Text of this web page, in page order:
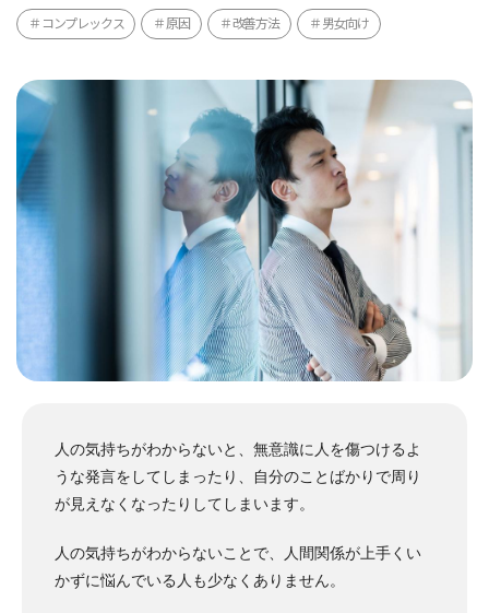
コンプレックス 原因 改善方法 男女向け
人の気持ちがわからないと、無意識に人を傷つけるよ
うな発言をしてしまったり、自分のことばかりで周り
が見えなくなったりしてしまいます。
人の気持ちがわからないことで、人間関係が上手くい
かずに悩んでいる人も少なくありません。